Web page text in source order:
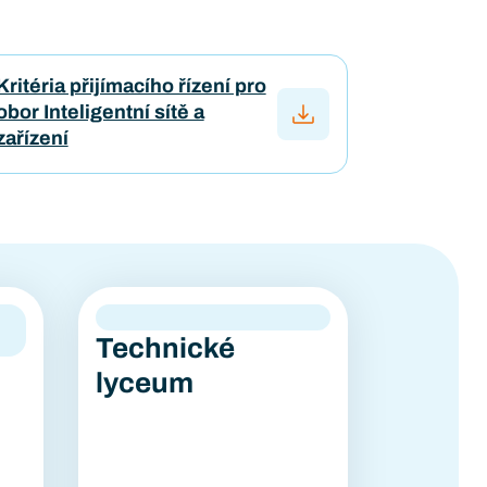
přijímacího řízení pro
Inteligentní sítě a
Technické
lyceum